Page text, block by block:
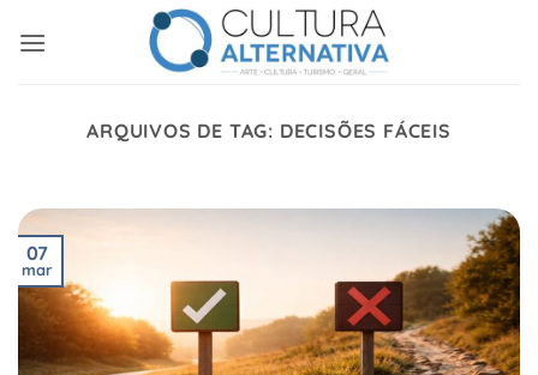
ARQUIVOS DE TAG: DECISÕES FÁCEIS
07
mar